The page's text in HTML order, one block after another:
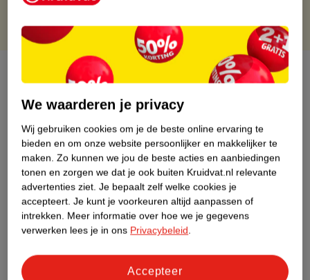
Over dit product
Productinformatie
Etiketinformatie
Nature Impact Score
Dit product heeft (nog) geen Nature
Impact Score.
Meer informatie
We waarderen je privacy
Wij gebruiken cookies om je de beste online ervaring te
bieden en om onze website persoonlijker en makkelijker te
maken. Zo kunnen we jou de beste acties en aanbiedingen
tonen en zorgen we dat je ook buiten Kruidvat.nl relevante
advertenties ziet. Je bepaalt zelf welke cookies je
accepteert. Je kunt je voorkeuren altijd aanpassen of
intrekken. Meer informatie over hoe we je gegevens
verwerken lees je in ons Privacybeleid.
Accepteer